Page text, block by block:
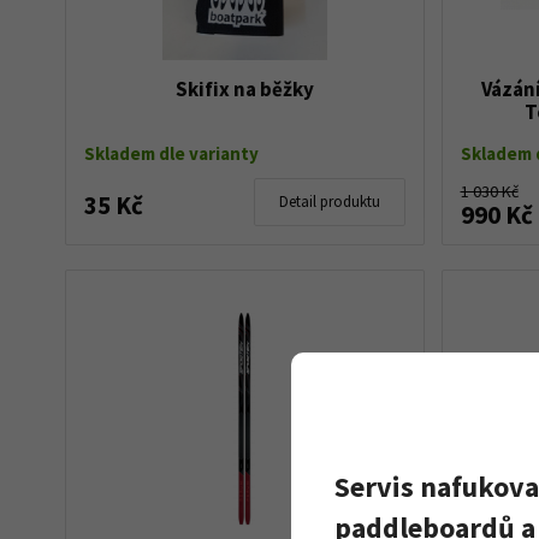
Skifix na běžky
Skladem dle varianty
35 Kč Detail produktu 1 030 Kč
990 Kč
Servis
paddleboardů